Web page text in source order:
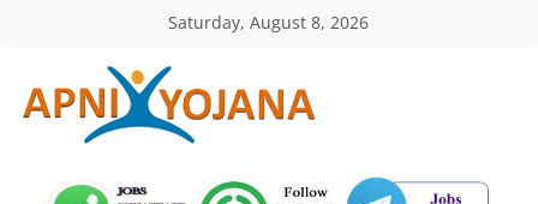
Saturday, August 8, 2026
ApniYojana.com
सरकारी